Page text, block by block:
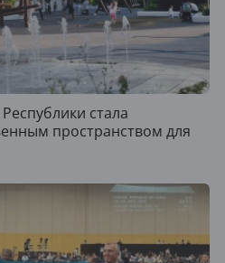
стала
пространством для